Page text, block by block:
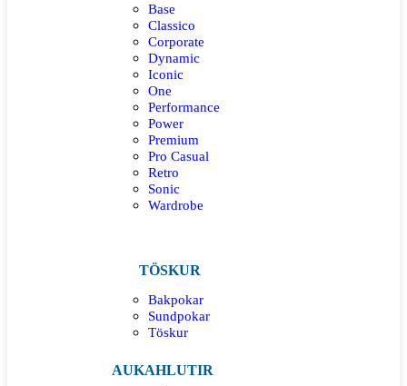
Base
Classico
Corporate
Dynamic
Iconic
One
Performance
Power
Premium
Pro Casual
Retro
Sonic
Wardrobe
TÖSKUR
Bakpokar
Sundpokar
Töskur
AUKAHLUTIR